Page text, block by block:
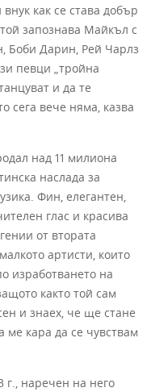
как се става добър
запознава Майкъл с
Боби Дарин, Рей Чарлз
певци „тройна
и да те
сега вече няма, казва
над 11 милиона
наслада за
Фин, елегантен,
глас и красива
от втората
артисти, които
изработването на
както той сам
и знаех, че ще стане
кара да се чувствам
наречен на него